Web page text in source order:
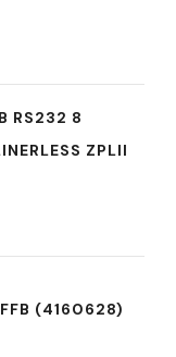
RS232 8
ZPLII
(4160628)